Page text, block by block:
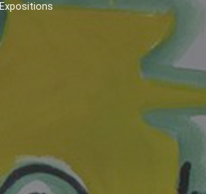
Expositions